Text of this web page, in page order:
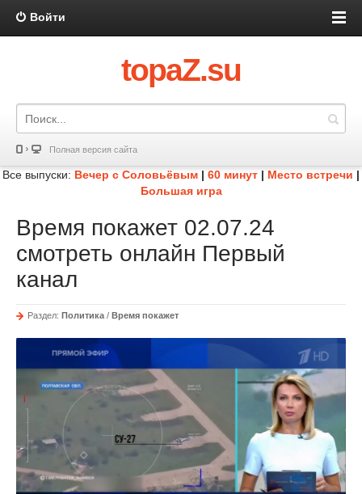
Войти
topaZ.su
Полная версия сайта
Все выпуски: Вечер с Соловьёвым | 60 минут | Место встречи |
Большая игра
Время покажет 02.07.24
смотреть онлайн Первый
канал
Раздел: Политика / Время покажет